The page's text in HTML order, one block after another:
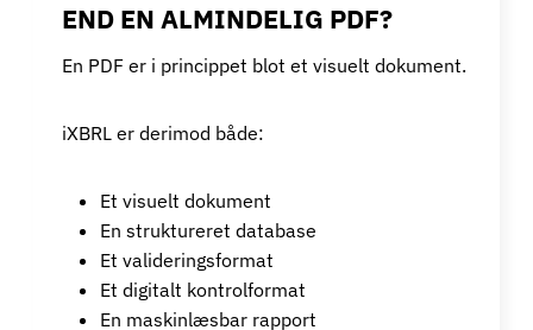
END EN ALMINDELIG PDF?
En PDF er i princippet blot et visuelt dokument.
iXBRL er derimod både:
Et visuelt dokument
En struktureret database
Et valideringsformat
Et digitalt kontrolformat
En maskinlæsbar rapport